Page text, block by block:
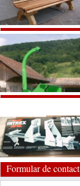
Formular de contact